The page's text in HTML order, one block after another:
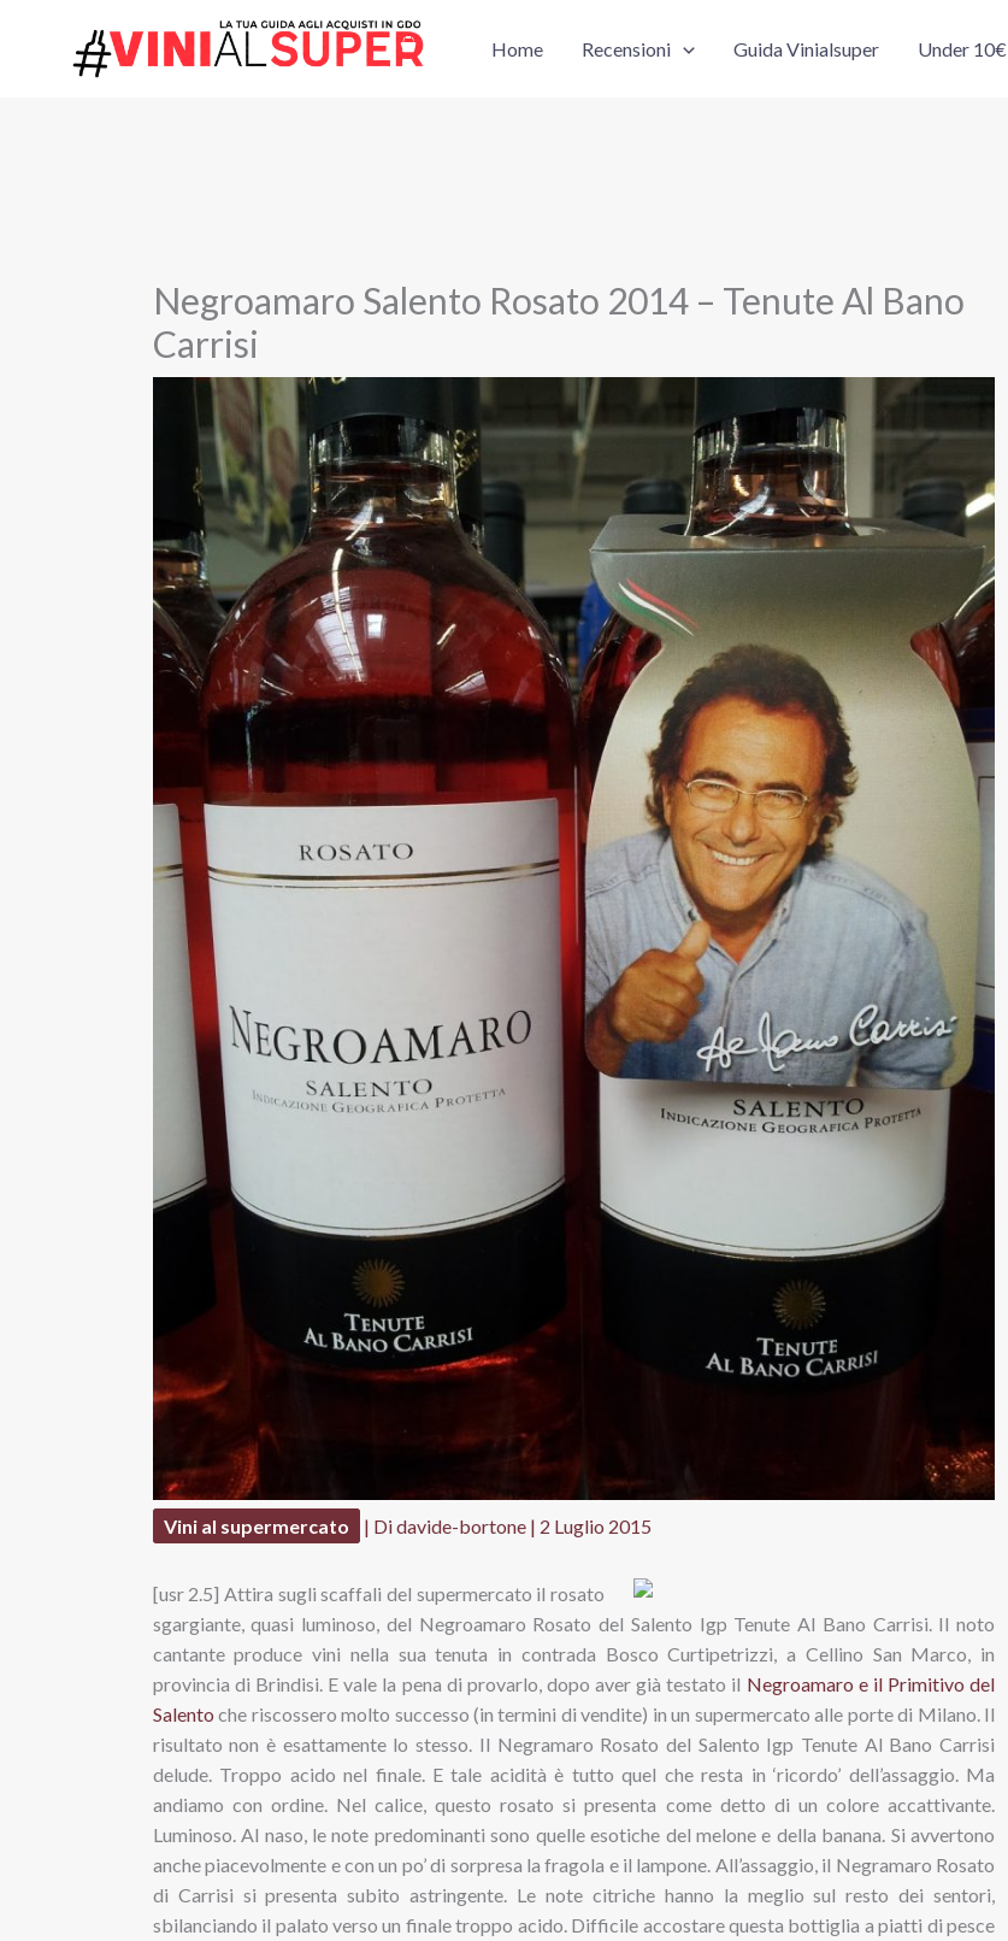
contenuto
Home Recensioni Guida Vinialsuper Under 10€
Negroamaro Salento Rosato 2014 – Tenute Al Bano
Carrisi
Vini al supermercato | Didavide-bortone | 2 Luglio 2015
[usr 2.5] Attira sugli scaffali del supermercato il rosato
sgargiante, quasi luminoso, del Negroamaro Rosato del Salento Igp Tenute Al Bano Carrisi. Il noto
cantante produce vini nella sua tenuta in contrada Bosco Curtipetrizzi, a Cellino San Marco, in
provincia di Brindisi. E vale la pena di provarlo, dopo aver già testato il Negroamaro e il Primitivo del
Salento che riscossero molto successo (in termini di vendite) in un supermercato alle porte di Milano. Il
risultato non è esattamente lo stesso. Il Negramaro Rosato del Salento Igp Tenute Al Bano Carrisi
delude. Troppo acido nel finale. E tale acidità è tutto quel che resta in ‘ricordo’ dell’assaggio. Ma
andiamo con ordine. Nel calice, questo rosato si presenta come detto di un colore accattivante.
Luminoso. Al naso, le note predominanti sono quelle esotiche del melone e della banana. Si avvertono
anche piacevolmente e con un po’ di sorpresa la fragola e il lampone. All’assaggio, il Negramaro Rosato
di Carrisi si presenta subito astringente. Le note citriche hanno la meglio sul resto dei sentori,
sbilanciando il palato verso un finale troppo acido. Difficile accostare questa bottiglia a piatti di pesce